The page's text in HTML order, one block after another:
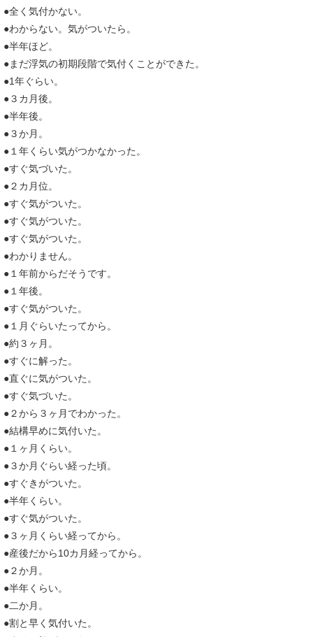
●全く気付かない。
●わからない。気がついたら。
●半年ほど。
●まだ浮気の初期段階で気付くことができた。
●1年ぐらい。
●３カ月後。
●半年後。
●３か月。
●１年くらい気がつかなかった。
●すぐ気づいた。
●２カ月位。
●すぐ気がついた。
●すぐ気がついた。
●すぐ気がついた。
●わかりません。
●１年前からだそうです。
●１年後。
●すぐ気がついた。
●１月ぐらいたってから。
●約３ヶ月。
●すぐに解った。
●直ぐに気がついた。
●すぐ気づいた。
●２から３ヶ月でわかった。
●結構早めに気付いた。
●１ヶ月くらい。
●３か月ぐらい経った頃。
●すぐきがついた。
●半年くらい。
●すぐ気がついた。
●３ヶ月くらい経ってから。
●産後だから10カ月経ってから。
●２か月。
●半年くらい。
●二か月。
●割と早く気付いた。